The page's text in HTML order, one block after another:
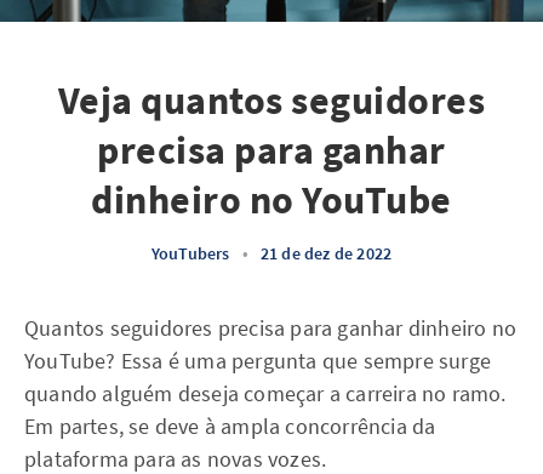
Veja quantos seguidores
precisa para ganhar
dinheiro no YouTube
YouTubers • 21 de dez de 2022
Quantos seguidores precisa para ganhar dinheiro no
YouTube? Essa é uma pergunta que sempre surge
quando alguém deseja começar a carreira no ramo.
Em partes, se deve à ampla concorrência da
plataforma para as novas vozes.